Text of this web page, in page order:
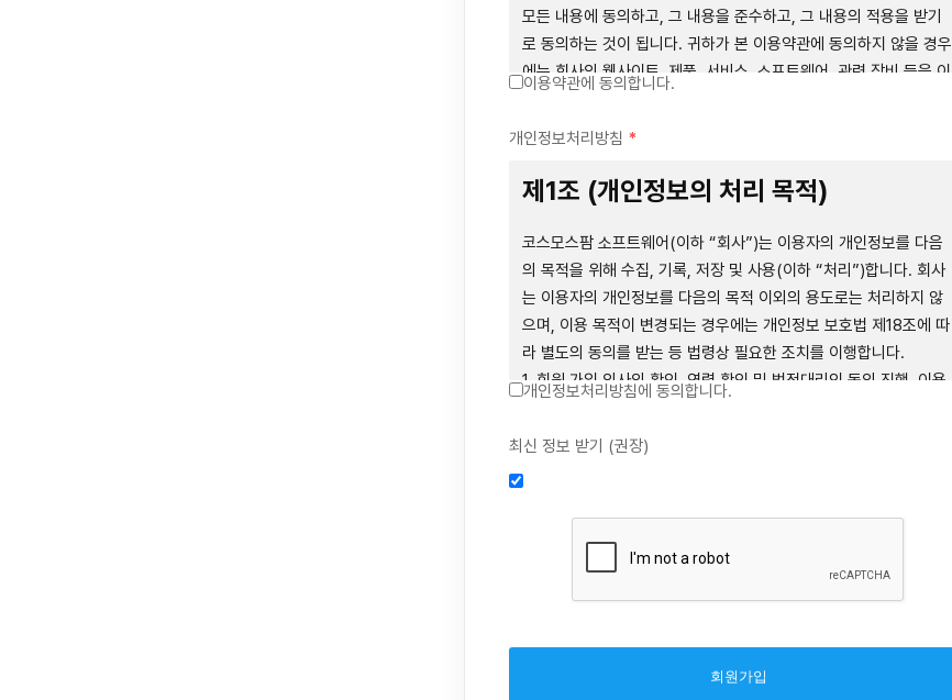
모든 내용에 동의하고, 그 내용을 준수하고, 그 내용의 적용을 받기
로 동의하는 것이 됩니다. 귀하가 본 이용약관에 동의하지 않을 경우
에는 회사의 웹사이트, 제품, 서비스, 소프트웨어, 관련 장비 등을 이
서비스 사용 전에 본 이용약관의 내용을 주의 깊게 읽으시기 바랍니
제1장 총칙
제1조 (목적)
본 약관은 코스모스팜 소프트웨어(이하 “회사”)가 데스크톱용, 랩탑
을 통하여 제공하는 "사이드톡" 서비스와 관련하여 회사와 이용자
간의 권리와 의무, 책임사항 및 이용자의 서비스 이용절차 등 회사와
제2조 (용어의 정의)
① 본 약관에서 사용하는 용어의 정의는 다음과 같습니다.
1. 서비스: 회사가 본 약관에 따라 데스크톱용, 랩탑용, 모바일용 어
이용약관에 동의합니다.
개인정보처리방침 *
제1조 (개인정보의 처리 목적)
코스모스팜 소프트웨어(이하 “회사”)는 이용자의 개인정보를 다음
의 목적을 위해 수집, 기록, 저장 및 사용(이하 “처리”)합니다. 회사
는 이용자의 개인정보를 다음의 목적 이외의 용도로는 처리하지 않
으며, 이용 목적이 변경되는 경우에는 개인정보 보호법 제18조에 따
라 별도의 동의를 받는 등 법령상 필요한 조치를 이행합니다.
1. 회원 가입 의사의 확인, 연령 확인 및 법정대리인 동의 진행, 이용
2. 약관 위반 행위 등을 포함하여 서비스의 원활한 운영에 지장을 주
항 전달, 분쟁조정을 위한 기록 보존, 민원처리 등 이용자 보호 및 서
비스 운영
3. 서비스 이용기록과 접속 빈도 분석, 서비스 이용에 대한 통계, 서
비스 분석 및 통계에 따른 맞춤 서비스 제공 및 광고 게재 등
4. 콘텐츠 등 기존 서비스 제공(광고 포함)에 더하여, 인구통계학적
제공 등 신규 서비스 요소의 발굴 및 기존 서비스 개선
개인정보처리방침에 동의합니다.
최신 정보 받기 (권장)